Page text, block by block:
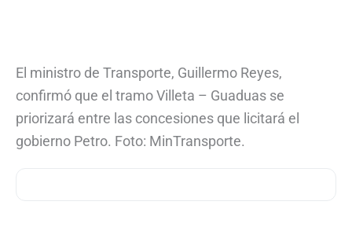
El ministro de Transporte, Guillermo Reyes,
confirmó que el tramo Villeta – Guaduas se
priorizará entre las concesiones que licitará el
gobierno Petro. Foto: MinTransporte.